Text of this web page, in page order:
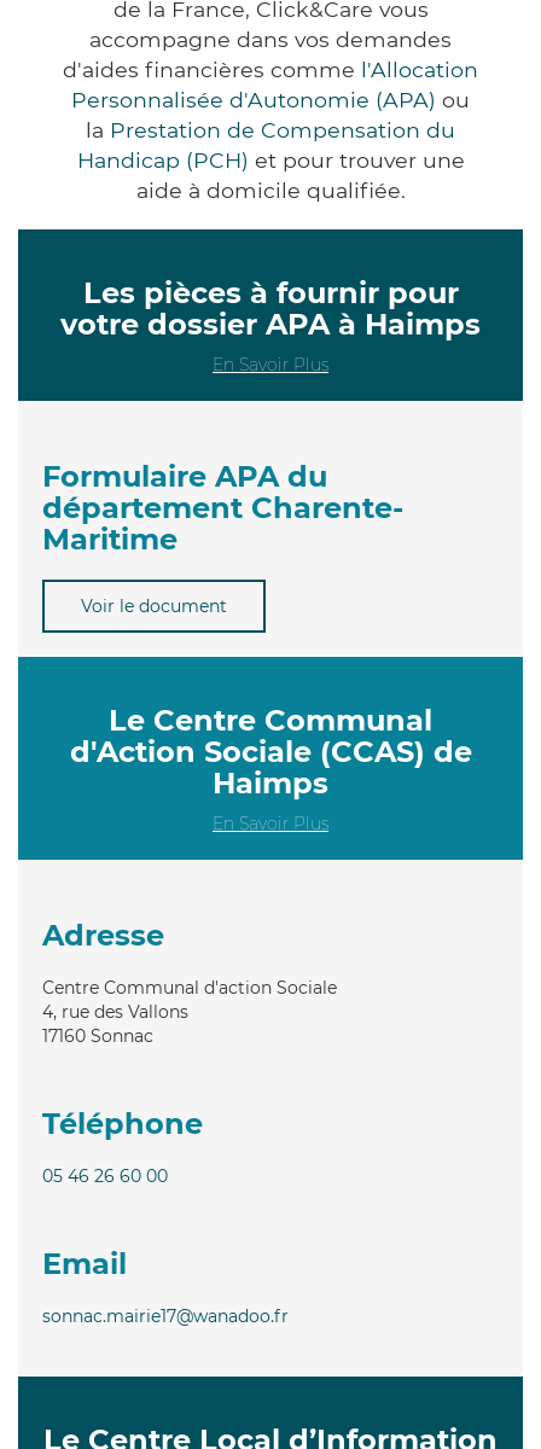
de la France, Click&Care vous
accompagne dans vos demandes
d'aides financières comme l'Allocation
Personnalisée d'Autonomie (APA) ou
la Prestation de Compensation du
Handicap (PCH) et pour trouver une
aide à domicile qualifiée.
Les pièces à fournir pour
votre dossier APA à Haimps
En Savoir Plus
Formulaire APA du
département Charente-
Maritime
Voir le document
Le Centre Communal
d'Action Sociale (CCAS) de
Haimps
En Savoir Plus
Adresse
Centre Communal d'action Sociale
4, rue des Vallons
17160 Sonnac
Téléphone
05 46 26 60 00
Email
sonnac.mairie17@wanadoo.fr
Le Centre Local d’Information